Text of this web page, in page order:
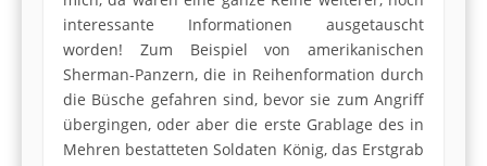
interessante Informationen ausgetauscht
worden! Zum Beispiel von amerikanischen
Sherman-Panzern, die in Reihenformation durch
die Büsche gefahren sind, bevor sie zum Angriff
übergingen, oder aber die erste Grablage des in
Mehren bestatteten Soldaten König, das Erstgrab